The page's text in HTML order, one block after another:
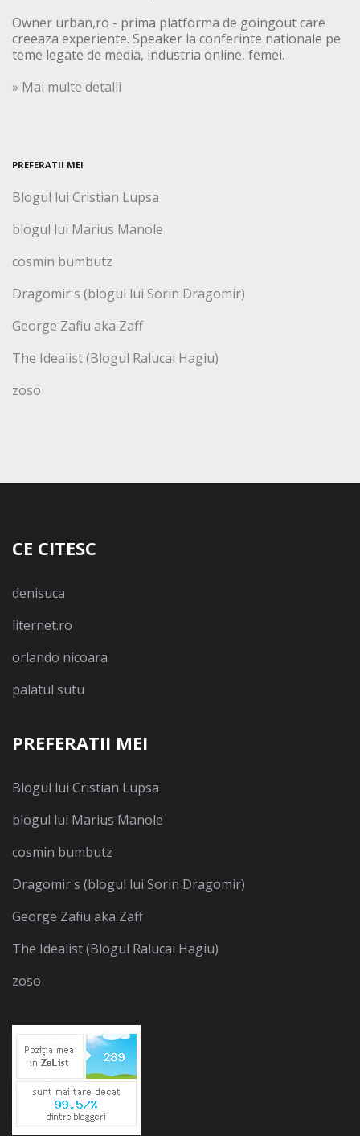
Owner urban,ro - prima platforma de goingout care
creeaza experiente. Speaker la conferinte nationale pe
teme legate de media, industria online, femei.
» Mai multe detalii
PREFERATII MEI
Blogul lui Cristian Lupsa
blogul lui Marius Manole
cosmin bumbutz
Dragomir's (blogul lui Sorin Dragomir)
George Zafiu aka Zaff
The Idealist (Blogul Ralucai Hagiu)
zoso
CE CITESC
denisuca
liternet.ro
orlando nicoara
palatul sutu
PREFERATII MEI
Blogul lui Cristian Lupsa
blogul lui Marius Manole
cosmin bumbutz
Dragomir's (blogul lui Sorin Dragomir)
George Zafiu aka Zaff
The Idealist (Blogul Ralucai Hagiu)
zoso